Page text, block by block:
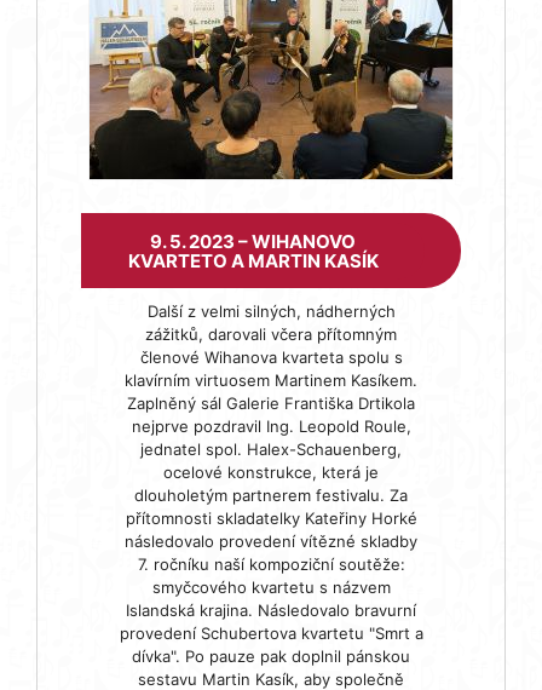
9. 5. 2023 – WIHANOVO
KVARTETO A MARTIN KASÍK
Další z velmi silných, nádherných
zážitků, darovali včera přítomným
členové Wihanova kvarteta spolu s
klavírním virtuosem Martinem Kasíkem.
Zaplněný sál Galerie Františka Drtikola
nejprve pozdravil Ing. Leopold Roule,
jednatel spol. Halex-Schauenberg,
ocelové konstrukce, která je
dlouholetým partnerem festivalu. Za
přítomnosti skladatelky Kateřiny Horké
následovalo provedení vítězné skladby
7. ročníku naší kompoziční soutěže:
smyčcového kvartetu s názvem
Islandská krajina. Následovalo bravurní
provedení Schubertova kvartetu "Smrt a
dívka". Po pauze pak doplnil pánskou
sestavu Martin Kasík, aby společně